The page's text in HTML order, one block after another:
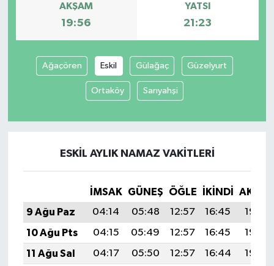
AKŞAM
19:56
YATSI
21:23
Ağaçören Eskil Gülağaç Güzelyurt
Ortaköy Sarıyahşi
ESKIL AYLIK NAMAZ VAKITLERI
İMSAK GÜNEŞ ÖĞLE İKINDI
9 Ağu Paz
04:14 05:48 12:57 16:45
19:56
10 Ağu Pts
04:15 05:49 12:57 16:45
19:55
11 Ağu Sal
04:17 05:50 12:57 16:44
19:53